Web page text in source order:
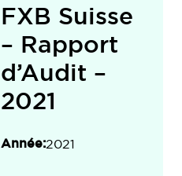
FXB Suisse
– Rapport
d’Audit –
2021
Année:2021